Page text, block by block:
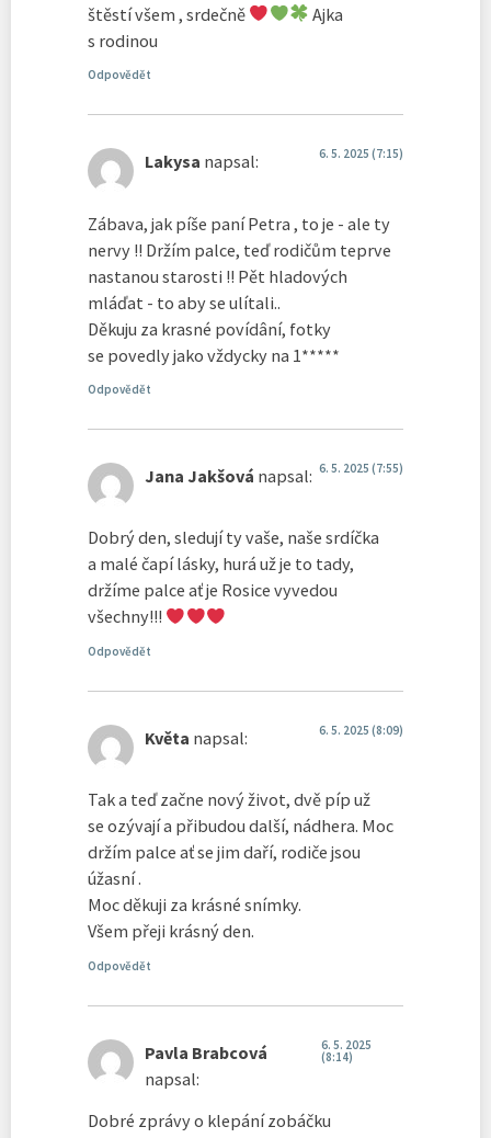
štěstí všem , srdečně
Ajka
s rodinou
Odpovědět
Lakysa napsal: 6. 5. 2025 (7:15)
Zábava, jak píše paní Petra , to je - ale ty
nervy !! Držím palce, teď rodičům teprve
nastanou starosti !! Pět hladových
mláďat - to aby se ulítali..
Děkuju za krasné povídâní, fotky
se povedly jako vždycky na 1*****
Odpovědět
Jana Jakšová napsal: 6. 5. 2025 (7:55)
Dobrý den, sledují ty vaše, naše srdíčka
a malé čapí lásky, hurá už je to tady,
držíme palce ať je Rosice vyvedou
všechny!!!
Odpovědět
Květa napsal: 6. 5. 2025 (8:09)
Tak a teď začne nový život, dvě píp už
se ozývají a přibudou další, nádhera. Moc
držím palce ať se jim daří, rodiče jsou
úžasní .
Moc děkuji za krásné snímky.
Všem přeji krásný den.
Odpovědět
Pavla Brabcová
napsal:
6. 5. 2025
(8:14)
Dobré zprávy o klepání zobáčku